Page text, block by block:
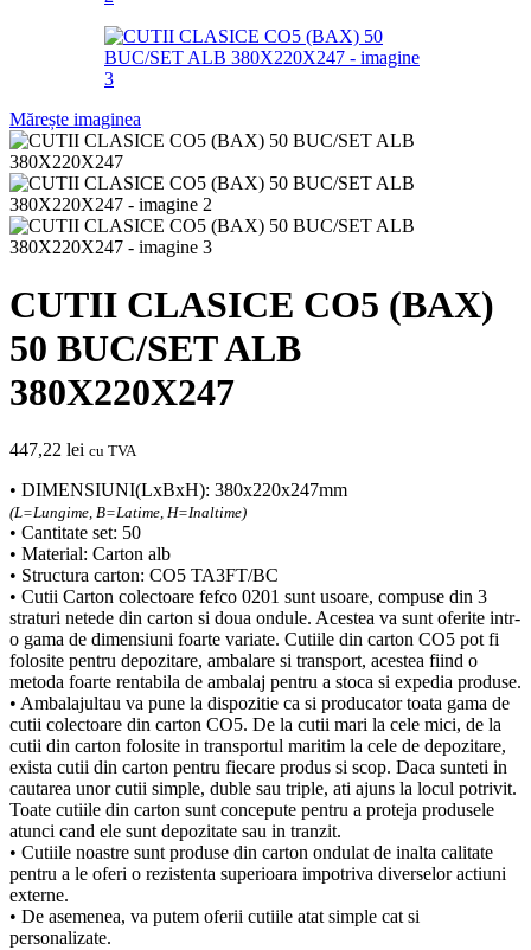
Mărește imaginea
CUTII CLASICE CO5 (BAX)
50 BUC/SET ALB
380X220X247
447,22 lei cu TVA
• DIMENSIUNI(LxBxH): 380x220x247mm
(L=Lungime, B=Latime, H=Inaltime)
• Cantitate set: 50
• Material: Carton alb
• Structura carton: CO5 TA3FT/BC
• Cutii Carton colectoare fefco 0201 sunt usoare, compuse din 3
straturi netede din carton si doua ondule. Acestea va sunt oferite intr-
o gama de dimensiuni foarte variate. Cutiile din carton CO5 pot fi
folosite pentru depozitare, ambalare si transport, acestea fiind o
metoda foarte rentabila de ambalaj pentru a stoca si expedia produse.
• Ambalajultau va pune la dispozitie ca si producator toata gama de
cutii colectoare din carton CO5. De la cutii mari la cele mici, de la
cutii din carton folosite in transportul maritim la cele de depozitare,
exista cutii din carton pentru fiecare produs si scop. Daca sunteti in
cautarea unor cutii simple, duble sau triple, ati ajuns la locul potrivit.
Toate cutiile din carton sunt concepute pentru a proteja produsele
atunci cand ele sunt depozitate sau in tranzit.
• Cutiile noastre sunt produse din carton ondulat de inalta calitate
pentru a le oferi o rezistenta superioara impotriva diverselor actiuni
externe.
• De asemenea, va putem oferii cutiile atat simple cat si
personalizate.